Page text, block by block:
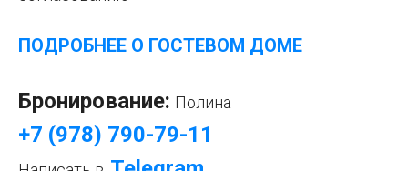
ПОДРОБНЕЕ О ГОСТЕВОМ ДОМЕ
Бронирование: Полина
+7 (978) 790-79-11